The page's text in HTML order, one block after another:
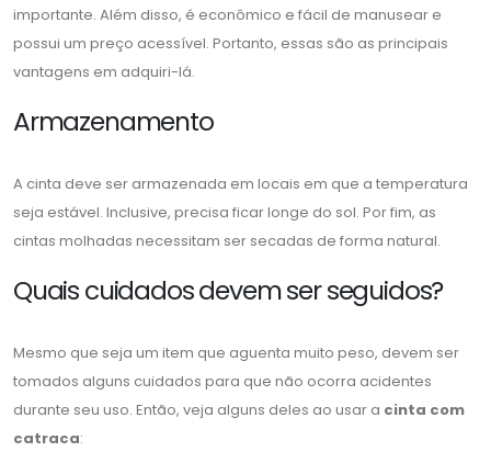
importante. Além disso, é econômico e fácil de manusear e
possui um preço acessível. Portanto, essas são as principais
vantagens em adquiri-lá.
Armazenamento
A cinta deve ser armazenada em locais em que a temperatura
seja estável. Inclusive, precisa ficar longe do sol. Por fim, as
cintas molhadas necessitam ser secadas de forma natural.
Quais cuidados devem ser seguidos?
Mesmo que seja um item que aguenta muito peso, devem ser
tomados alguns cuidados para que não ocorra acidentes
durante seu uso. Então, veja alguns deles ao usar a cinta com
catraca: